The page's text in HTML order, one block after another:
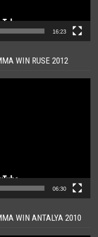
16:23
WIN RUSE 2012
06:30
WIN ANTALYA 2010